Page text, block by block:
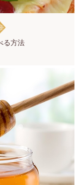
る方法